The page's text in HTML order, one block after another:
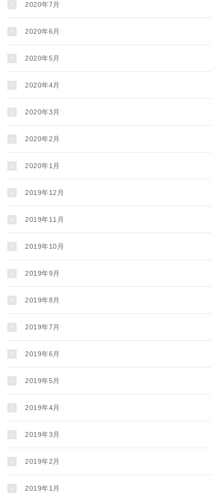
2020年7月
2020年6月
2020年5月
2020年4月
2020年3月
2020年2月
2020年1月
2019年12月
2019年11月
2019年10月
2019年9月
2019年8月
2019年7月
2019年6月
2019年5月
2019年4月
2019年3月
2019年2月
2019年1月